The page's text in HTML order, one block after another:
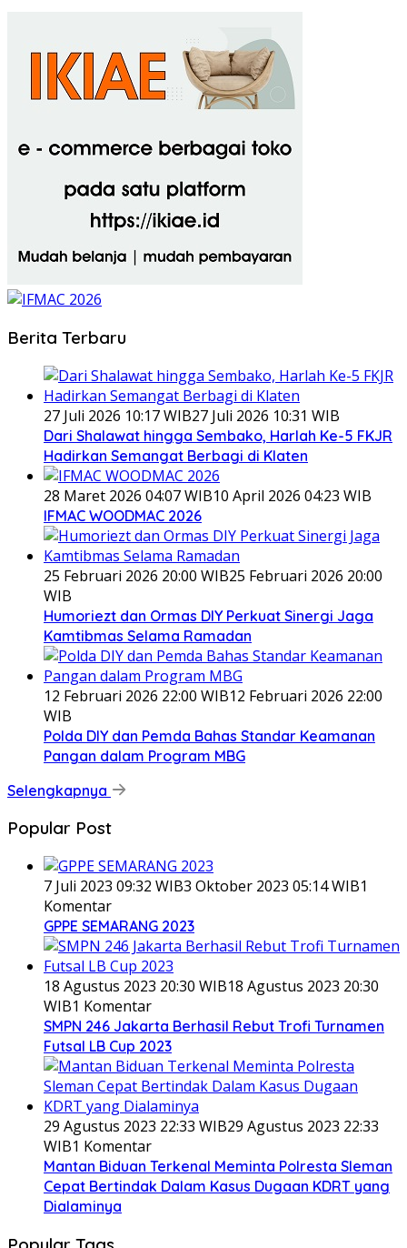
Berita Terbaru
27 Juli 2026 10:17 WIB27 Juli 2026 10:31 WIB
Dari Shalawat hingga Sembako, Harlah Ke-5 FKJR
Hadirkan Semangat Berbagi di Klaten
28 Maret 2026 04:07 WIB10 April 2026 04:23 WIB
IFMAC WOODMAC 2026
25 Februari 2026 20:00 WIB25 Februari 2026 20:00
WIB
Humoriezt dan Ormas DIY Perkuat Sinergi Jaga
Kamtibmas Selama Ramadan
12 Februari 2026 22:00 WIB12 Februari 2026 22:00
WIB
Polda DIY dan Pemda Bahas Standar Keamanan
Pangan dalam Program MBG
Selengkapnya
Popular Post
7 Juli 2023 09:32 WIB3 Oktober 2023 05:14 WIB1
Komentar
GPPE SEMARANG 2023
18 Agustus 2023 20:30 WIB18 Agustus 2023 20:30
WIB1 Komentar
SMPN 246 Jakarta Berhasil Rebut Trofi Turnamen
Futsal LB Cup 2023
29 Agustus 2023 22:33 WIB29 Agustus 2023 22:33
WIB1 Komentar
Mantan Biduan Terkenal Meminta Polresta Sleman
Cepat Bertindak Dalam Kasus Dugaan KDRT yang
Dialaminya